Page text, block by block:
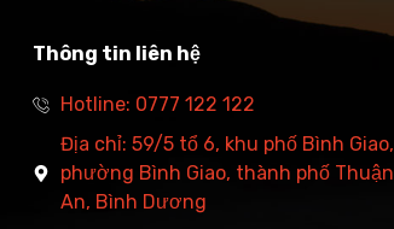
Thông tin liên hệ
Hotline: 0777 122 122
Địa chỉ: 59/5 tổ 6, khu phố Bình Giao,
phường Bình Giao, thành phố Thuận
An, Bình Dương